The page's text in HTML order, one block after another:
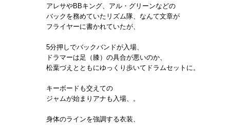
アレサやBBキング、アル・グリーンなどの
バックを務めていたリズム隊、なんて文章が
フライヤーに書かれていたが、
5分押しでバックバンドが入場、
ドラマーは足（膝）の具合が悪いのか、
松葉づえとともにゆっくり歩いてドラムセットに。
キーボードも交えての
ジャムが始まりアナも入場、。
身体のラインを強調する衣装、